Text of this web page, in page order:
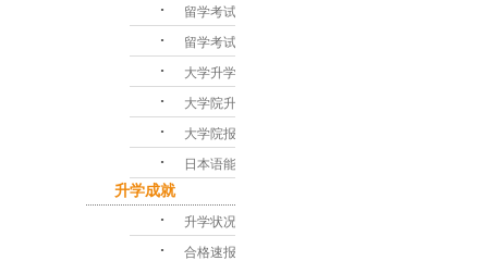
･ 留学考试对策
･ 留学考试问答
･ 大学升学指导
･ 大学院升学课程
･ 大学院报考指南
･ 日本语能力考试
升学成就
･ 升学状况
･ 合格速报